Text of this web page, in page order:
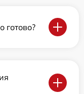
готово?